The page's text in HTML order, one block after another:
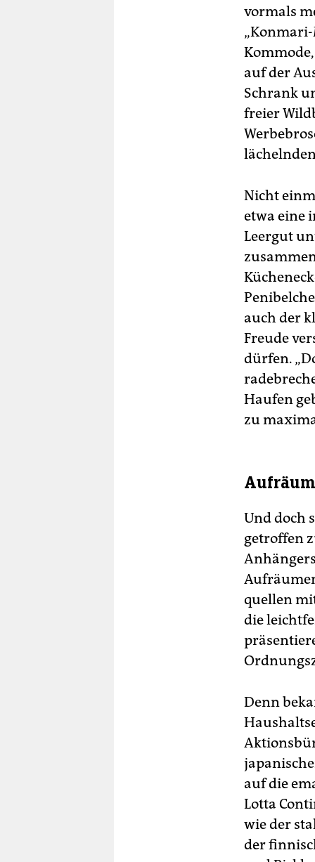
vormals
auf der
Schrank
freier
Nicht
etwa eine
Leergut
auch der
Freude
dürfen.
Haufen
zu
Und doch
getroffen
quellen
die
Denn
auf die
Lotta
wie der
der